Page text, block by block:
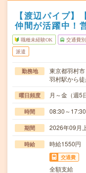
【渡辺パイプ
仲間が活躍中！
職種未経験OK 交通費
派遣
勤務地
東京都羽村市
羽村駅から
曜日頻度 月～金（週5
時間 08:30～
期間 2026年09月
時給 時給1550円
交通費
全額支給